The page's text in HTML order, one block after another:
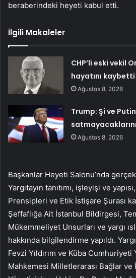
beraberindeki heyeti kabul etti.
İlgili Makaleler
CHP’li eski vekil
hayatını kaybetti
Ağustos 8, 2026
Trump: Şi ve
Ağustos 8, 2026
Başkanlar Heyeti Salonu’nda
Yargıtayın tanıtımı, işleyişi ve
Prensipleri ve Etik İstişare Şurası
Şeffaflığa Ait İstanbul Bildirgesi,
Mükemmeliyet Unsurları ve yargı
hakkında bilgilendirme yapıldı.
Fevzi Yıldırım ve Küba Cumhuriyeti
Mahkemesi Milletlerarası Bağlar